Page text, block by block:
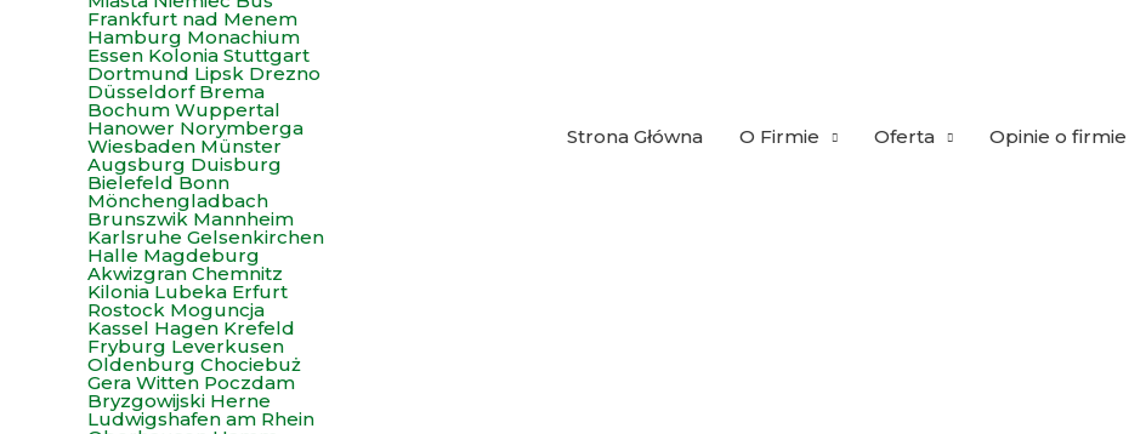
Strona Główna O Firmie Oferta Opinie o firmie